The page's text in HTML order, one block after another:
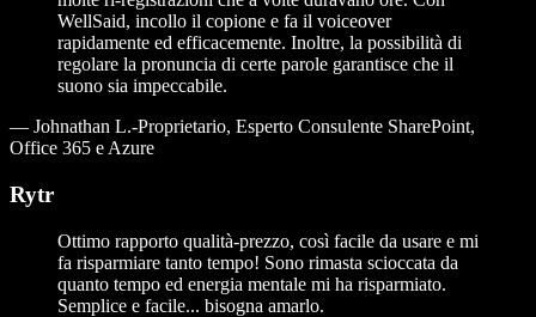
WellSaid, incollo il copione e fa il voiceover
rapidamente ed efficacemente. Inoltre, la possibilità di
regolare la pronuncia di certe parole garantisce che il
suono sia impeccabile.
— Johnathan L.-Proprietario, Esperto Consulente SharePoint,
Office 365 e Azure
Rytr
Ottimo rapporto qualità-prezzo, così facile da usare e mi
fa risparmiare tanto tempo! Sono rimasta scioccata da
quanto tempo ed energia mentale mi ha risparmiato.
Semplice e facile... bisogna amarlo.